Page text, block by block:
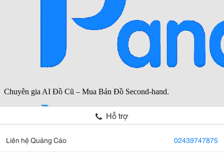
Hỗ trợ
Liên hệ Quảng Cáo 02439747875